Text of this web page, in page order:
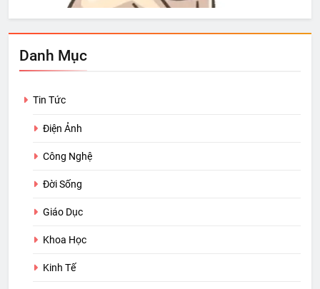
Danh Mục
Tin Tức
Điện Ảnh
Công Nghệ
Đời Sống
Giáo Dục
Khoa Học
Kinh Tế